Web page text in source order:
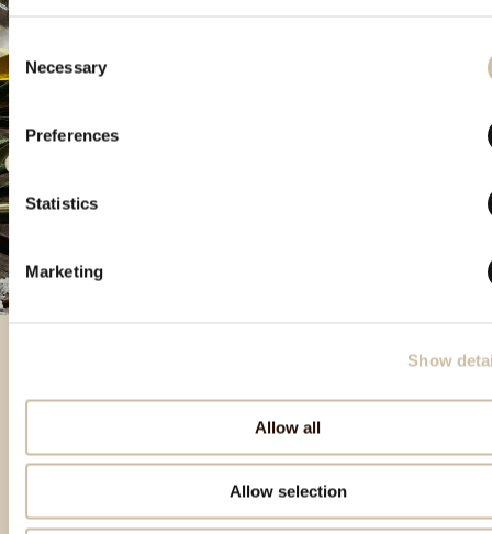
Consent
Selection
Necessary
Preferences
Statistics
Marketing
Show
Allow all
Allow selection
Besondere Produkte